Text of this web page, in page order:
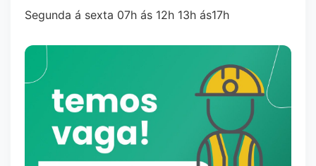
Segunda á sexta 07h ás 12h 13h ás17h